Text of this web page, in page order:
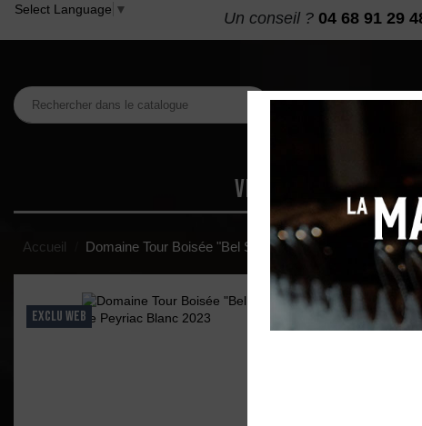
Un conseil ? 04 68 91 29
Select Language ▼
VINS MAISON DES
Accueil Domaine Tour Boisée "Bel Serrat Viognier" IGP
EXCLU WEB